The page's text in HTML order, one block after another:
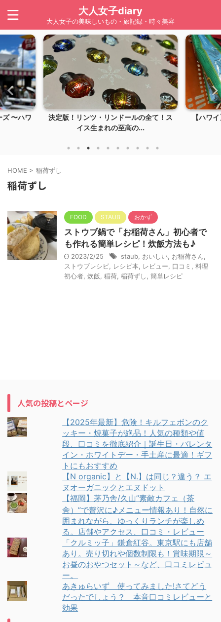
大人女子diary
大人女子の美味しいもの・旅記録・時々美容
〜ハワ
決定版！リンツ・リンドールの全て！ス
イス生まれの至高の...
【ハワ
HOME > 稲荷ずし
稲荷ずし
FOOD STAUB おかず
ストウブ鍋で「お稲荷さん」初心者で
も作れる簡単レシピ！炊飯方法も♪
2023/2/25 staub おいしい お稲荷さん
ストウブレシピ
レシピ本 レビュー 口コミ
料理
初心者 炊飯 稲荷 稲荷ずし 簡単レシピ
人気の投稿とページ
【2025年最新】危険！キルフェボンのク
ッキー・焼菓子が絶品！人気の種類や値
段、口コミを徹底紹介｜誕生日・バレンタ
イン・ホワイトデー・手土産に最適！ギフ
トにもおすすめ
【N organic】と【N.】は同じ？違う？ エ
ヌオーガニックとエヌドット
【福岡】茅乃舎/久山”素敵カフェ（茶
舎）”で贅沢に♪メニュー情報あり！自然に
囲まれながら、ゆっくりランチが楽しめ
る。店舗やアクセス、口コミ・レビュー
「クルミッ子」鎌倉紅谷。東京駅にも店舗
あり。売り切れや個数制限も！賞味期限～
お昼のおやつセット～など、口コミレビュ
ー。
あきゅらいず 使ってみました!さてどう
だったでしょう？ 本音口コミレビューと
効果